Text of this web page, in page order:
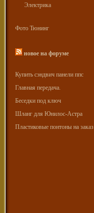
Электрика
Фото Тюнинг
новое на форуме
Купить сэндвич панели ппс
Главная передача.
Беседки под ключ
Шланг для Юнилос-Астра
Пластиковые понтоны на заказ